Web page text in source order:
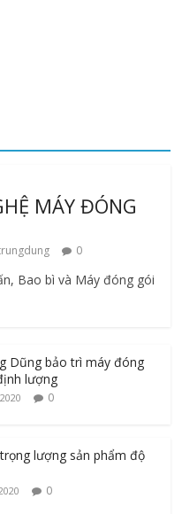
MÁY ĐÓNG
0
Bao bì và Máy đóng gói
Dũng bảo trì máy đóng
lượng
0
lượng sản phẩm độ
0